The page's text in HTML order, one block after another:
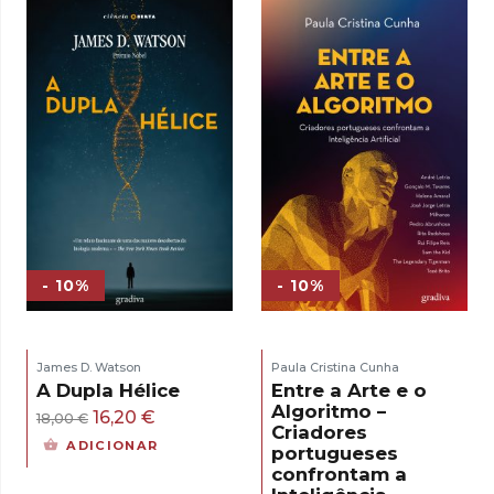
17,00 €.15,30 €.
- 10%
James D. Watson
A Dupla Hélice
18,00€ O
preço
16,20 €
preço
ADICIONAR
- 10%
Paula Cristina Cunha
Entre a Arte e o
Algoritmo –
Criadores
portugueses
confrontam a